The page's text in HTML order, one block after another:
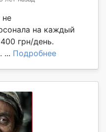
не
на каждый
грн/день.
... Подробнее